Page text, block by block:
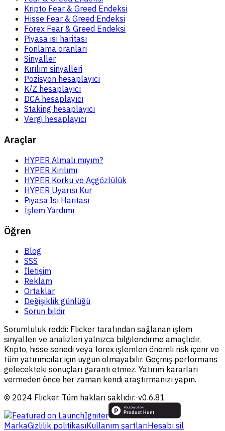
Kripto Fear & Greed Endeksi
Hisse Fear & Greed Endeksi
Forex Fear & Greed Endeksi
Piyasa ısı haritası
Fonlama oranları
Sinyaller
Kırılım sinyalleri
Pozisyon hesaplayıcı
K/Z hesaplayıcı
DCA hesaplayıcı
Staking hesaplayıcı
Vergi hesaplayıcı
Araçlar
HYPER Almalı mıyım?
HYPER Kırılımı
HYPER Korku ve Açgözlülük
HYPER Uyarısı Kur
Piyasa Isı Haritası
İşlem Yardımı
Öğren
Blog
SSS
İletişim
Reklam
Ortaklar
Değişiklik günlüğü
Sorun bildir
Sorumluluk reddi: Flicker tarafından sağlanan işlem
sinyalleri ve analizleri yalnızca bilgilendirme amaçlıdır.
Kripto, hisse senedi veya forex işlemleri önemli risk içerir ve
tüm yatırımcılar için uygun olmayabilir. Geçmiş performans
gelecekteki sonuçları garanti etmez. Yatırım kararları
vermeden önce her zaman kendi araştırmanızı yapın.
© 2024 Flicker. Tüm hakları saklıdır.·v0.6.81
MarkaGizlilik politikasıKullanım şartlarıHesabı sil